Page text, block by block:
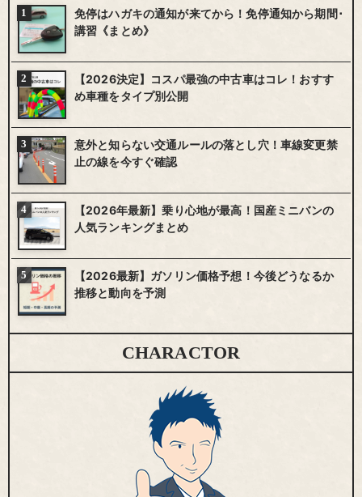
免停はハガキの通知が来てから！免停通知から期間･
講習《まとめ》
【2026決定】コスパ最強の中古車はコレ！おすす
め車種をタイプ別公開
意外と知らない交通ルールの落とし穴！車線変更禁
止の線を今すぐ確認
【2026年最新】乗り心地が最高！国産ミニバンの
人気ランキングまとめ
【2026最新】ガソリン価格予想！今後どうなるか
推移と動向を予測
CHARACTOR